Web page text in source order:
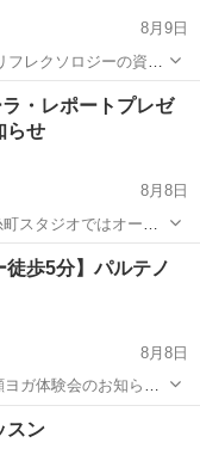
8月9日
業として働きたい方の
ー 民間
・レポートプレゼ
らせ
8月8日
スタジオではオーラ
知れる24タイプ・パ
施いたします👍 💁‍♀️
徒歩5分】パルテノ
8月8日
ガ体験会のお知らせ
ラボ1 「顔のた
ない表情筋をやさ
その他
スン